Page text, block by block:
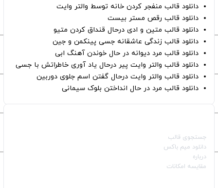
دانلود قالب منفجر کردن خانه توسط والتر وایت
دانلود قالب رقص مستر بیست
دانلود قالب متین و ادی درحال قنداق کردن متیو
دانلود قالب زندگی عاشقانه جسی پینکمن و جین
دانلود قالب مرد دیوانه در حال خوندن آهنگ ابی
دانلود قالب والتر وایت پیر درحال یاد آوری خاطراتش با جسی
دانلود قالب والتر وایت درحال گفتن اسم جلوی دوربین
دانلود قالب مرد در حال انداختن بلوک سیمانی
جستجوی قالب
دانلود میم باکس
درباره
مقایسه امکانات